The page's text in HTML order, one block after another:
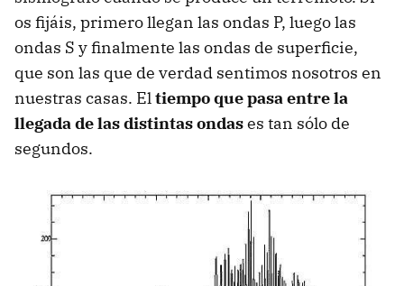
os fijáis, primero llegan las ondas P, luego las
ondas S y finalmente las ondas de superficie,
que son las que de verdad sentimos nosotros en
nuestras casas. Eltiempo que pasa entre la
llegada de las distintas ondases tan sólo de
segundos.